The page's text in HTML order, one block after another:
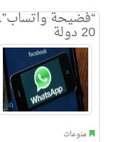
“فضيحة
20 دولة
منوعات